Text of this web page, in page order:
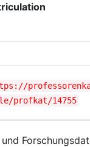
profkat/14755